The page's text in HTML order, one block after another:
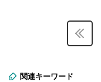
関連キーワード